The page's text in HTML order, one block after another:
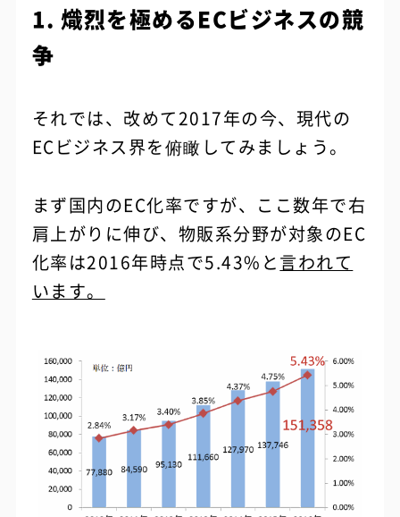
1. 熾烈を極めるECビジネスの競
争
それでは、改めて2017年の今、現代の
ECビジネス界を俯瞰してみましょう。
まず国内のEC化率ですが、ここ数年で右
肩上がりに伸び、物販系分野が対象のEC
化率は2016年時点で5.43%と言われて
います。